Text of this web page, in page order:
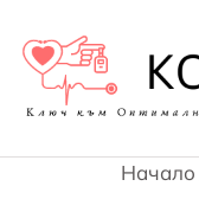
Начало